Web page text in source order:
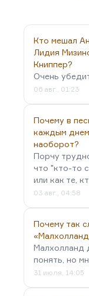
проповедь
«Перелетном
кресте»,— это
него в
герой,
кричать под
— это меня
Кто мешал
Лидия
Книппер?
Очень
06 авг., 01:23
Почему в
каждым
наоборот?
Порчу
что "кто-то
или как те,
03 авг., 04:58
Почему так
Малхолланд
понять, но
31 июля, 14:05